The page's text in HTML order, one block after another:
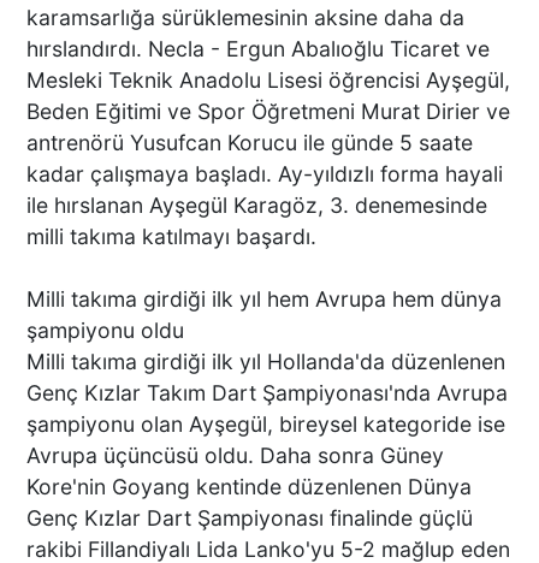
karamsarlığa sürüklemesinin aksine daha da
hırslandırdı. Necla - Ergun Abalıoğlu Ticaret ve
Mesleki Teknik Anadolu Lisesi öğrencisi Ayşegül,
Beden Eğitimi ve Spor Öğretmeni Murat Dirier ve
antrenörü Yusufcan Korucu ile günde 5 saate
kadar çalışmaya başladı. Ay-yıldızlı forma hayali
ile hırslanan Ayşegül Karagöz, 3. denemesinde
milli takıma katılmayı başardı.
Milli takıma girdiği ilk yıl hem Avrupa hem dünya
şampiyonu oldu
Milli takıma girdiği ilk yıl Hollanda'da düzenlenen
Genç Kızlar Takım Dart Şampiyonası'nda Avrupa
şampiyonu olan Ayşegül, bireysel kategoride ise
Avrupa üçüncüsü oldu. Daha sonra Güney
Kore'nin Goyang kentinde düzenlenen Dünya
Genç Kızlar Dart Şampiyonası finalinde güçlü
rakibi Fillandiyalı Lida Lanko'yu 5-2 mağlup eden